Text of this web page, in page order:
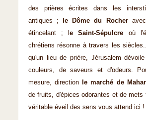
des prières écrites dans les
antiques ;
le Dôme du Rocheravec
étincelant ; le Saint-Sépulcre où
chrétiens résonne à travers les
qu'un lieu de prière, Jérusalem
couleurs, de saveurs et d'odeurs.
mesure, direction
le marché de
de fruits, d'épices odorantes et de
véritable éveil des sens vous attend ici !